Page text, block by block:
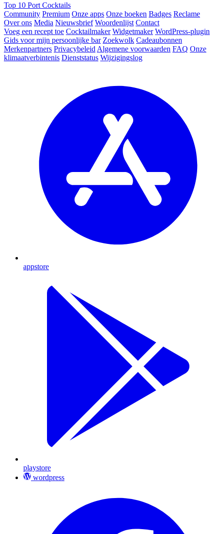
Top 10 Port Cocktails
Community Premium Onze apps Onze boeken Badges Reclame
Over ons Media Nieuwsbrief Woordenlijst Contact
Voeg een recept toe Cocktailmaker Widgetmaker WordPress-plugin
Gids voor mijn persoonlijke bar Zoekwolk Cadeaubonnen
Merkenpartners Privacybeleid Algemene voorwaarden FAQ Onze
klimaatverbintenis Dienststatus Wijzigingslog
appstore
playstore
wordpress